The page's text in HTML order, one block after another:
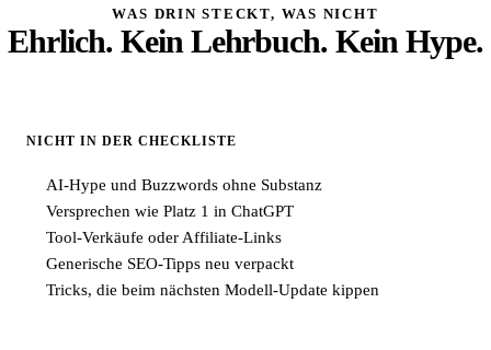
WAS DRIN STECKT, WAS NICHT
Ehrlich. Kein Lehrbuch. Kein Hype.
NICHT IN DER CHECKLISTE
AI-Hype und Buzzwords ohne Substanz
Versprechen wie Platz 1 in ChatGPT
Tool-Verkäufe oder Affiliate-Links
Generische SEO-Tipps neu verpackt
Tricks, die beim nächsten Modell-Update kippen